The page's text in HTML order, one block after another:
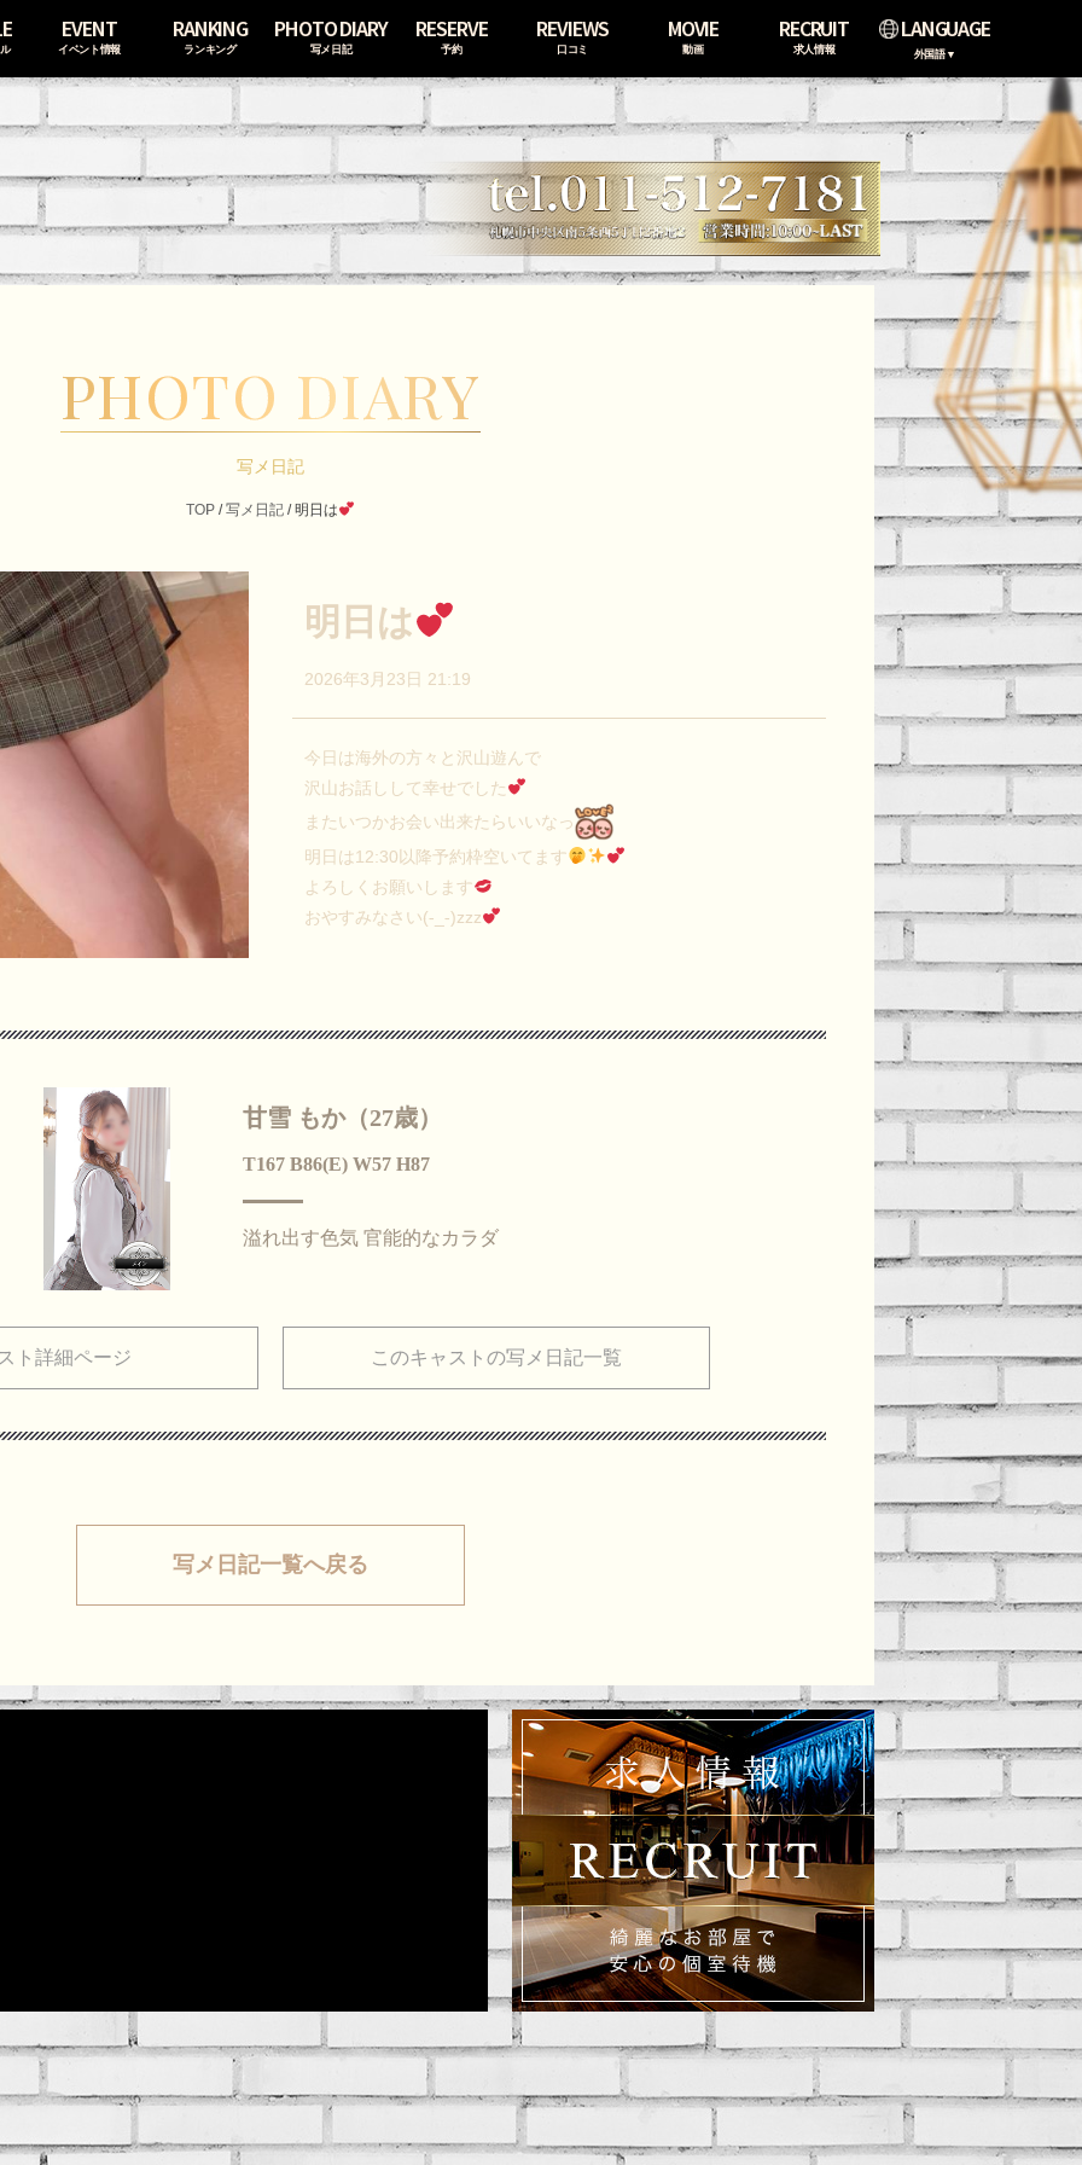
EVENT
イベント情報
RANKING
ランキング
PHOTO DIARY
写メ日記
RESERVE
予約
REVIEWS
口コミ
MOVIE
動画
RECRUIT
求人情報
LANGUAGE
外国語▼
PHOTO DIARY
写メ日記
TOP /写メ日記 /明日は
明日は
2026年3月23日 21:19
今日は海外の方々と沢山遊んで
沢山お話しして幸せでした
またいつかお会い出来たらいいなっ
明日は12:30以降予約枠空いてます
よろしくお願いします
おやすみなさい(-_-)zzz
甘雪 もか（27歳）
T167 B86(E) W57 H87
溢れ出す色気 官能的なカラダ
ト詳細ページ このキャストの写メ日記一覧
写メ日記一覧へ戻る